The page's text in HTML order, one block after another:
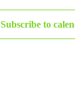
Subscribe to